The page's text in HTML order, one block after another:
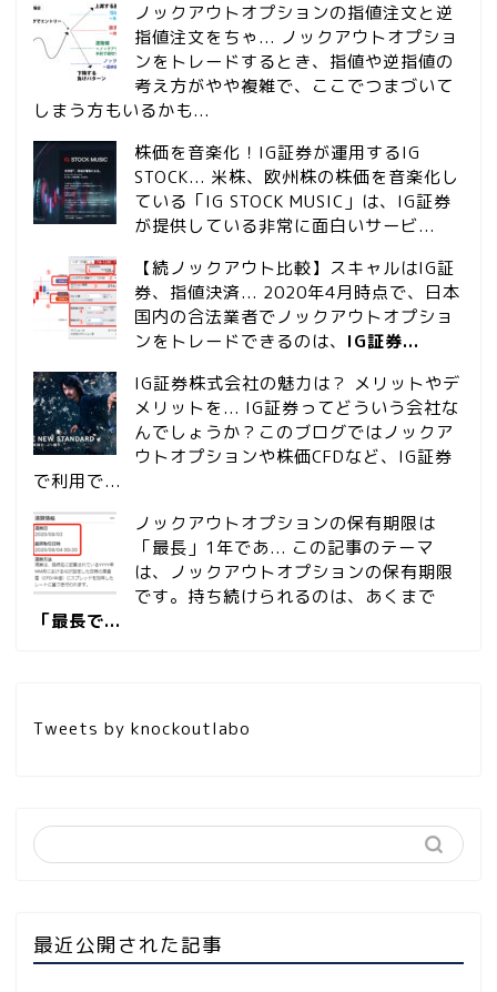
ノックアウトオプションの指値注文と逆
指値注文をちゃ... ノックアウトオプショ
ンをトレードするとき、指値や逆指値の
考え方がやや複雑で、ここでつまづいて
しまう方もいるかも...
株価を音楽化！IG証券が運用するIG
STOCK... 米株、欧州株の株価を音楽化し
ている「IG STOCK MUSIC」は、IG証券
が提供している非常に面白いサービ...
【続ノックアウト比較】スキャルはIG証
券、指値決済... 2020年4月時点で、日本
国内の合法業者でノックアウトオプショ
ンをトレードできるのは、 IG証券...
IG証券株式会社の魅力は？ メリットやデ
メリットを... IG証券ってどういう会社な
んでしょうか？このブログではノックア
ウトオプションや株価CFDなど、IG証券
で利用で...
ノックアウトオプションの保有期限は
「最長」1年であ... この記事のテーマ
は、ノックアウトオプションの保有期限
です。持ち続けられるのは、あくまで
「最長で...
Tweets by knockoutlabo
最近公開された記事